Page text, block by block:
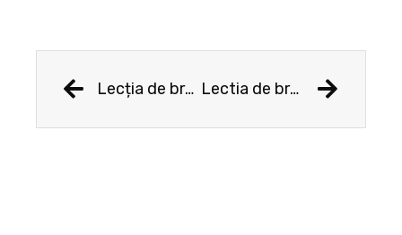
Prev
Lecția de branding – Louis Vuitton Lectia de branding SKODA
Next